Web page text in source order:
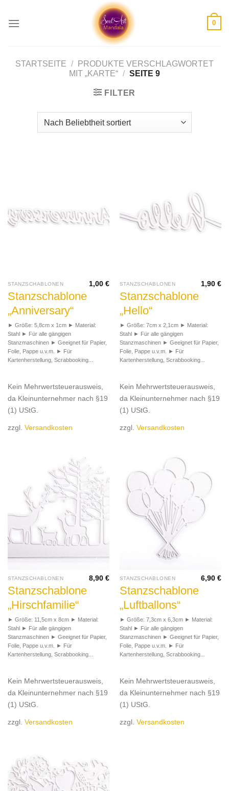
0
STARTSEITE /
PRODUKTE VERSCHLAGWORTET
MIT „KARTE“ / SEITE 9
FILTER
STANZSCHABLONEN
Stanzschablone
„Anniversary“
1,00€
► Größe: 5,8cm x 1cm ► Material:
Stahl ► Für alle gängigen
Stanzmaschinen ► Geeignet für Papier,
Folie, Pappe u.v.m. ► Für
Kartenherstellung, Scrabbooking...
Kein Mehrwertsteuerausweis,
da Kleinunternehmer nach §19
(1) UStG.
zzgl. Versandkosten
STANZSCHABLONEN
Stanzschablone
„Hello“
1,90€
► Größe: 7cm x 2,1cm ► Material:
Stahl ► Für alle gängigen
Stanzmaschinen ► Geeignet für Papier,
Folie, Pappe u.v.m. ► Für
Kartenherstellung, Scrabbooking...
Kein Mehrwertsteuerausweis,
da Kleinunternehmer nach §19
(1) UStG.
zzgl. Versandkosten
STANZSCHABLONEN
Stanzschablone
„Hirschfamilie“
8,90€
► Größe: 11,5cm x 8cm ► Material:
Stahl ► Für alle gängigen
Stanzmaschinen ► Geeignet für Papier,
Folie, Pappe u.v.m. ► Für
Kartenherstellung, Scrabbooking...
Kein Mehrwertsteuerausweis,
da Kleinunternehmer nach §19
(1) UStG.
zzgl. Versandkosten
STANZSCHABLONEN
Stanzschablone
„Luftballons“
6,90€
► Größe: 7,3cm x 6,3cm ► Material:
Stahl ► Für alle gängigen
Stanzmaschinen ► Geeignet für Papier,
Folie, Pappe u.v.m. ► Für
Kartenherstellung, Scrabbooking...
Kein Mehrwertsteuerausweis,
da Kleinunternehmer nach §19
(1) UStG.
zzgl. Versandkosten